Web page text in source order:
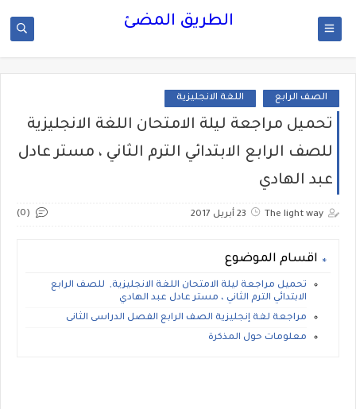
الطريق المضئ
الصف الرابع اللغة الانجليزية
تحميل مراجعة ليلة الامتحان اللغة الانجليزية
للصف الرابع الابتدائي الترم الثاني ، مستر عادل
عبد الهادي
The light way 23 أبريل 2017 (0)
اقسام الموضوع
تحميل مراجعة ليلة الامتحان اللغة الانجليزية, للصف الرابع
الابتدائي الترم الثاني ، مستر عادل عبد الهادي
مراجعة لغة إنجليزية الصف الرابع الفصل الدراسى الثانى
معلومات حول المذكرة